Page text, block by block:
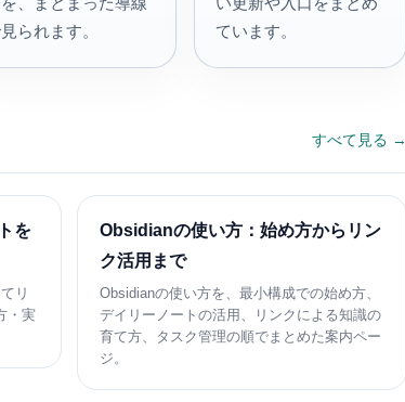
られます。
ています。
すべて見る →
を
リ
・実
Obsidianの使い方：始め方からリン
ク活用まで
Obsidianの使い方を、最小構成での始め方、
デイリーノートの活用、リンクによる知識の
育て方、タスク管理の順でまとめた案内ペー
ジ。